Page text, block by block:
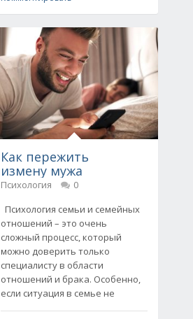
Как пережить
измену мужа
Психология
0
Психология семьи и семейных
отношений – это очень
сложный процесс, который
можно доверить только
специалисту в области
отношений и брака. Особенно,
если ситуация в семье не